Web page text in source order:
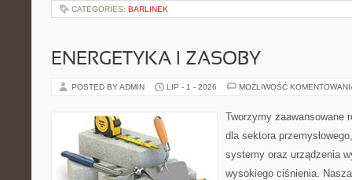
CATEGORIES: BARLINEK
ENERGETYKA I ZASOBY
POSTED BY ADMIN LIP - 1 - 2026 MOŻLIWOŚĆ
Tworzymy zaawansowane
dla sektora
systemy oraz urządzenia
wysokiego ciśnienia.